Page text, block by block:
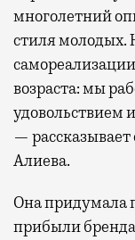
многолетний
стиля
возраста: мы
удовольствием
—
Алиева.
Она придумала
прибыли